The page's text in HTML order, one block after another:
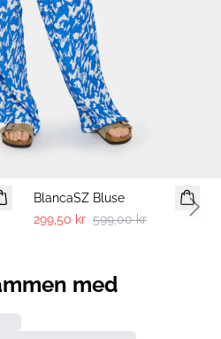
BlancaSZ Bluse
299,50 kr 599,00 kr
med